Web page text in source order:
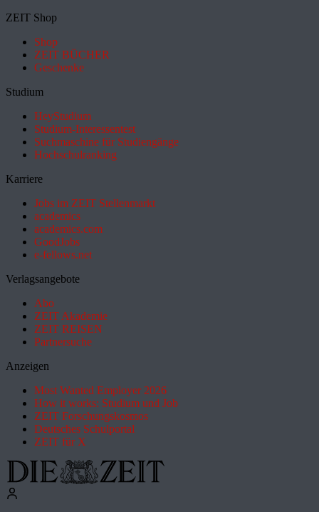
ZEIT Shop
Shop
ZEIT BÜCHER
Geschenke
Studium
HeyStudium
Studium-Interessentest
Suchmaschine für Studiengänge
Hochschulranking
Karriere
Jobs im ZEIT Stellenmarkt
academics
academics.com
GoodJobs
e-fellows.net
Verlagsangebote
Abo
ZEIT Akademie
ZEIT REISEN
Partnersuche
Anzeigen
Most Wanted Employer 2026
How it works: Studium und Job
ZEIT Forschungskosmos
Deutsches Schulportal
ZEIT für X